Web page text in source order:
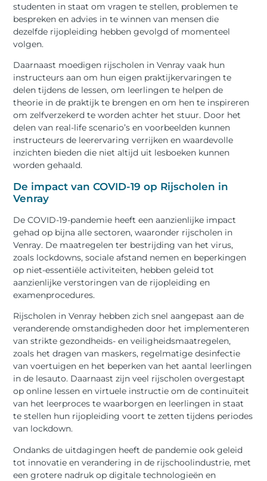
studenten in staat om vragen te stellen, problemen te
bespreken en advies in te winnen van mensen die
dezelfde rijopleiding hebben gevolgd of momenteel
volgen.
Daarnaast moedigen rijscholen in Venray vaak hun
instructeurs aan om hun eigen praktijkervaringen te
delen tijdens de lessen, om leerlingen te helpen de
theorie in de praktijk te brengen en om hen te inspireren
om zelfverzekerd te worden achter het stuur. Door het
delen van real-life scenario’s en voorbeelden kunnen
instructeurs de leerervaring verrijken en waardevolle
inzichten bieden die niet altijd uit lesboeken kunnen
worden gehaald.
De impact van COVID-19 op Rijscholen in
Venray
De COVID-19-pandemie heeft een aanzienlijke impact
gehad op bijna alle sectoren, waaronder rijscholen in
Venray. De maatregelen ter bestrijding van het virus,
zoals lockdowns, sociale afstand nemen en beperkingen
op niet-essentiële activiteiten, hebben geleid tot
aanzienlijke verstoringen van de rijopleiding en
examenprocedures.
Rijscholen in Venray hebben zich snel aangepast aan de
veranderende omstandigheden door het implementeren
van strikte gezondheids- en veiligheidsmaatregelen,
zoals het dragen van maskers, regelmatige desinfectie
van voertuigen en het beperken van het aantal leerlingen
in de lesauto. Daarnaast zijn veel rijscholen overgestapt
op online lessen en virtuele instructie om de continuïteit
van het leerproces te waarborgen en leerlingen in staat
te stellen hun rijopleiding voort te zetten tijdens periodes
van lockdown.
Ondanks de uitdagingen heeft de pandemie ook geleid
tot innovatie en verandering in de rijschoolindustrie, met
een grotere nadruk op digitale technologieën en